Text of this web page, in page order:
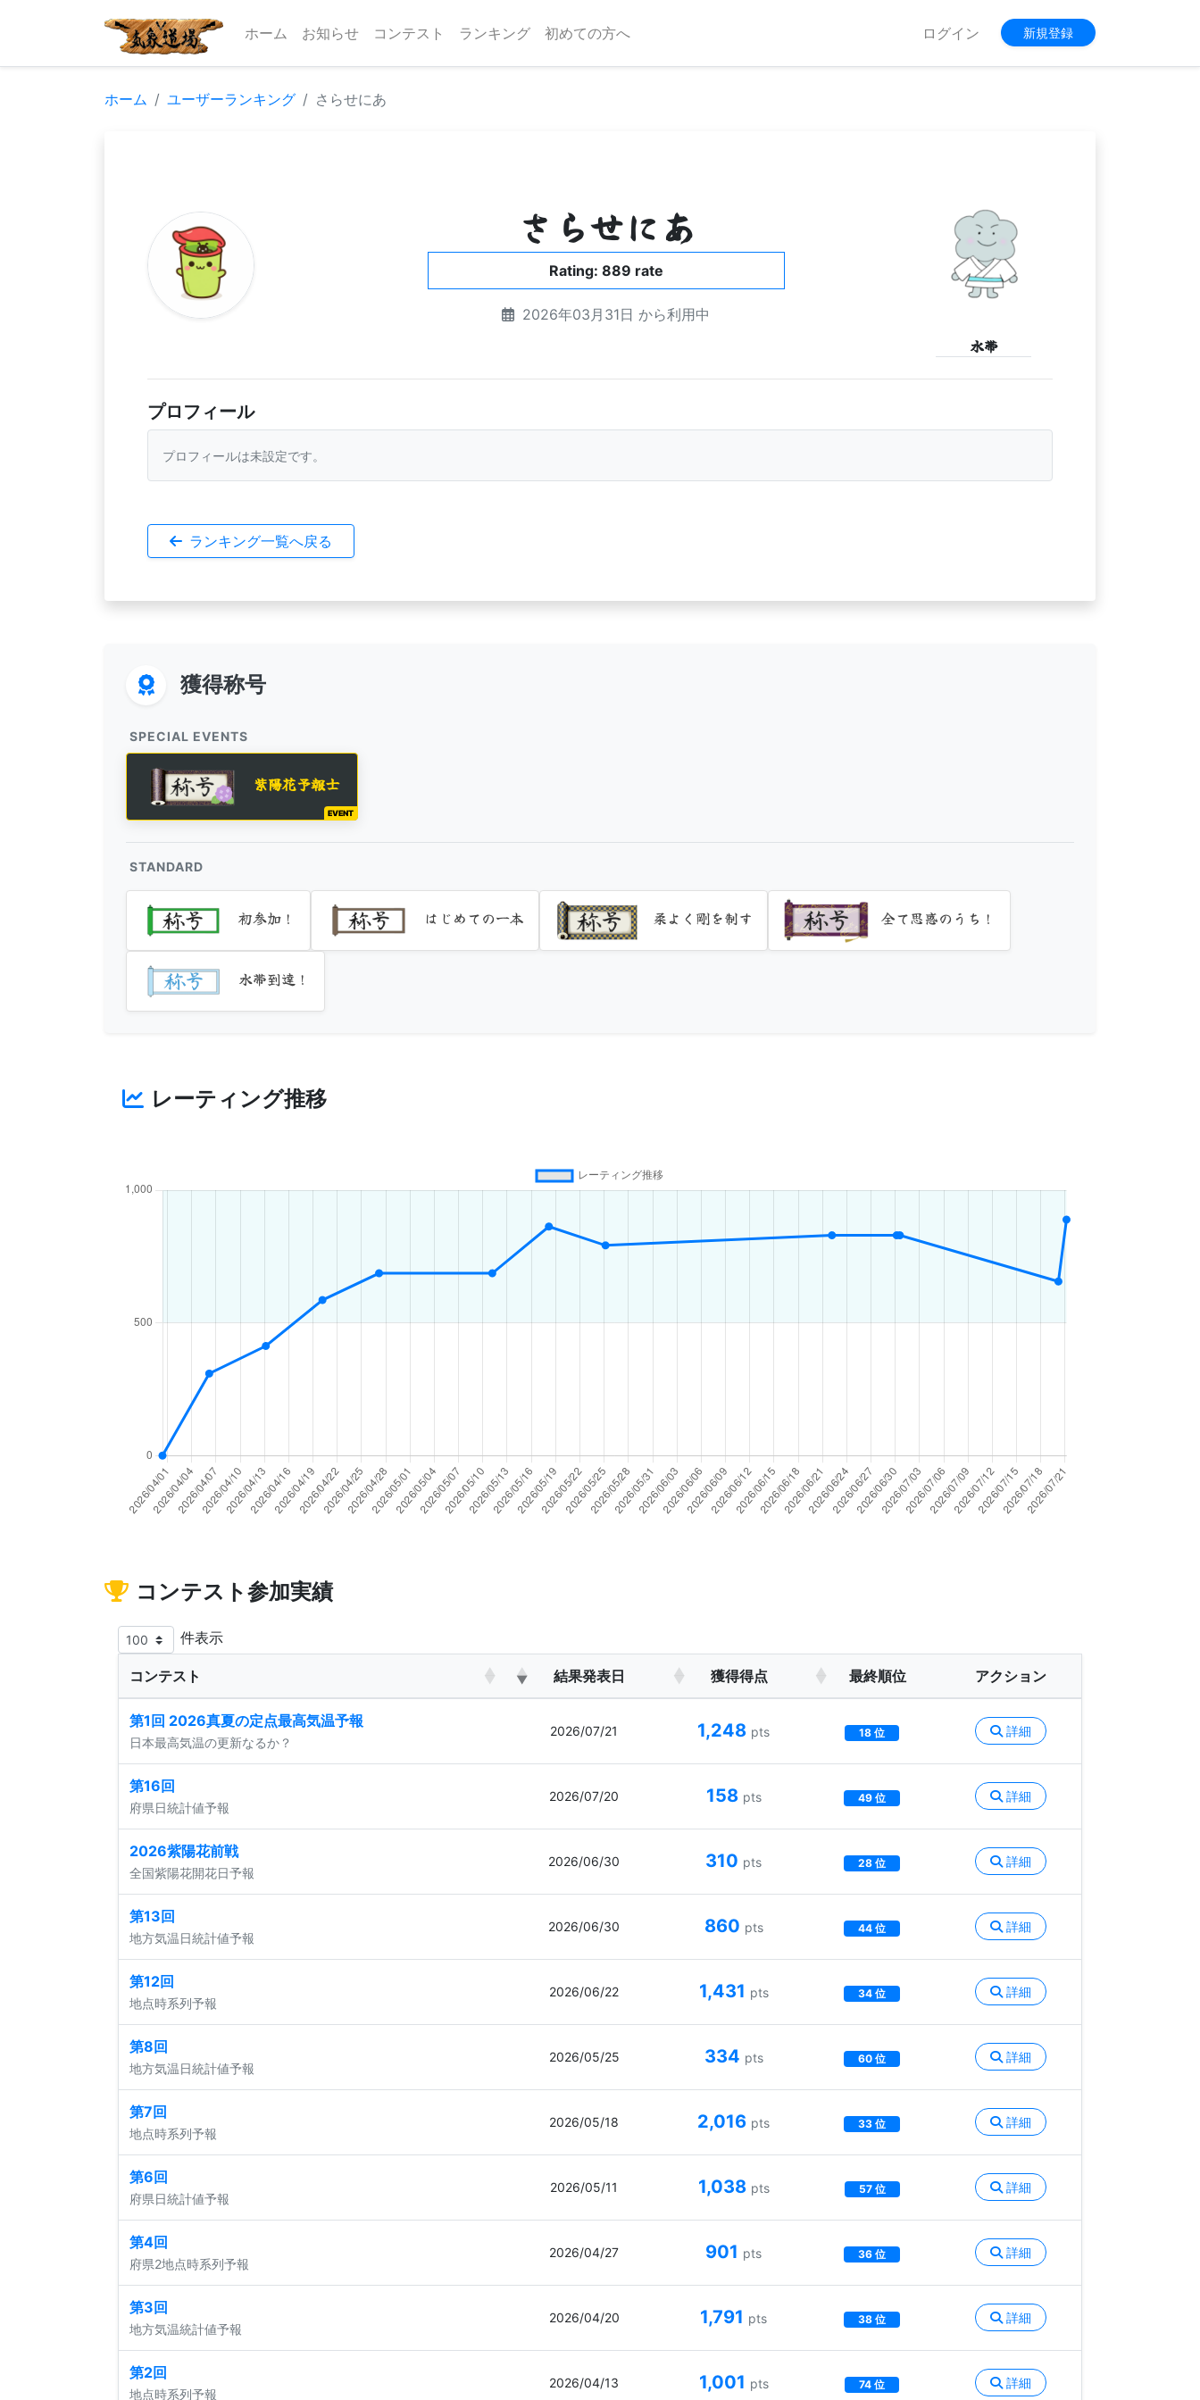
ホーム お知らせ コンテスト ランキング 初めての方へ ログイン 新規登録
ホーム ユーザーランキング さらせにあ
さらせにあ
Rating: 889 rate
2026年03月31日 から利用中
水帯
プロフィール
プロフィールは未設定です。
ランキング一覧へ戻る
獲得称号
SPECIAL EVENTS
紫陽花予報士
EVENT
STANDARD
初参加！ はじめての一本 柔よく剛を制す 全て思惑のうち！
水帯到達！
レーティング推移
コンテスト参加実績
件表示
コンテスト 結果発表日 獲得得点 最終順位 アクション
第1回 2026真夏の定点最高気温予報
日本最高気温の更新なるか？
2026/07/21 1,248 pts 18 位 詳細
第16回
府県日統計値予報
2026/07/20 158 pts 49 位 詳細
2026紫陽花前戦
全国紫陽花開花日予報
2026/06/30 310 pts 28 位 詳細
第13回
地方気温日統計値予報
2026/06/30 860 pts 44 位 詳細
第12回
地点時系列予報
2026/06/22 1,431 pts 34 位 詳細
第8回
地方気温日統計値予報
2026/05/25 334 pts 60 位 詳細
第7回
地点時系列予報
2026/05/18 2,016 pts 33 位 詳細
第6回
府県日統計値予報
2026/05/11 1,038 pts 57 位 詳細
第4回
府県2地点時系列予報
2026/04/27 901 pts 36 位 詳細
第3回
地方気温統計値予報
2026/04/20 1,791 pts 38 位 詳細
第2回
地点時系列予報
2026/04/13 1,001 pts 74 位 詳細